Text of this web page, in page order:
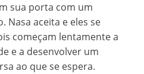
sua porta com um
Nasa aceita e eles se
começam lentamente a
e a desenvolver um
ao que se espera.